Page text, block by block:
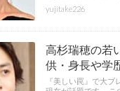
yujitake226
高杉瑞穂の若
供・身長や学
『美しい罠』で大